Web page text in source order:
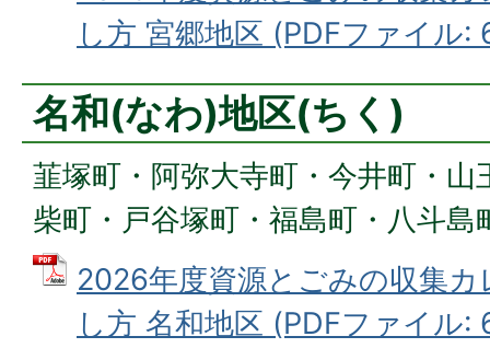
し方 宮郷地区 (PDFファイル:
名和(なわ)地区(ちく)
韮塚町・阿弥大寺町・今井町・山
柴町・戸谷塚町・福島町・八斗島
2026年度資源とごみの収集
し方 名和地区 (PDFファイル: